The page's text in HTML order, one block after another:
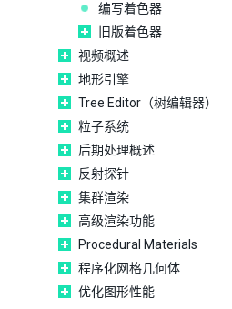
编写着色器
旧版着色器
视频概述
地形引擎
Tree Editor（树编辑器）
粒子系统
后期处理概述
反射探针
集群渲染
高级渲染功能
Procedural Materials
程序化网格几何体
优化图形性能